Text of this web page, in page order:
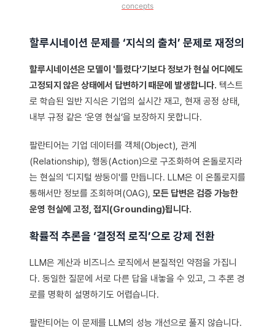
concepts
할루시네이션 문제를 ‘지식의 출처’ 문제로 재정의
할루시네이션은 모델이 '틀렸다'기보다 정보가 현실 어디에도
고정되지 않은 상태에서 답변하기 때문에 발생합니다. 텍스트
로 학습된 일반 지식은 기업의 실시간 재고, 현재 공정 상태,
내부 규정 같은 ‘운영 현실’을 보장하지 못합니다.
팔란티어는 기업 데이터를 객체(Object), 관계
(Relationship), 행동(Action)으로 구조화하여 온돌로지라
는 현실의 '디지털 쌍둥이'를 만듭니다. LLM은 이 온톨로지를
통해서만 정보를 조회하며(OAG), 모든 답변은 검증 가능한
운영 현실에 고정, 접지(Grounding)됩니다.
확률적 추론을 ‘결정적 로직’으로 강제 전환
LLM은 계산과 비즈니스 로직에서 본질적인 약점을 가집니
다. 동일한 질문에 서로 다른 답을 내놓을 수 있고, 그 추론 경
로를 명확히 설명하기도 어렵습니다.
팔란티어는 이 문제를 LLM의 성능 개선으로 풀지 않습니다.